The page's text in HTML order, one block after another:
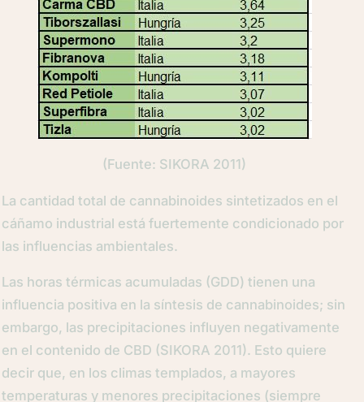
(Fuente: SIKORA 2011)
La cantidad total de cannabinoides sintetizados en el
cáñamo industrial está fuertemente condicionado por
las influencias ambientales.
Las horas térmicas acumuladas (GDD) tienen una
influencia positiva en la síntesis de cannabinoides; sin
embargo, las precipitaciones influyen negativamente
en el contenido de CBD (SIKORA 2011). Esto quiere
decir que, en los climas templados, a mayores
temperaturas y menores precipitaciones (siempre